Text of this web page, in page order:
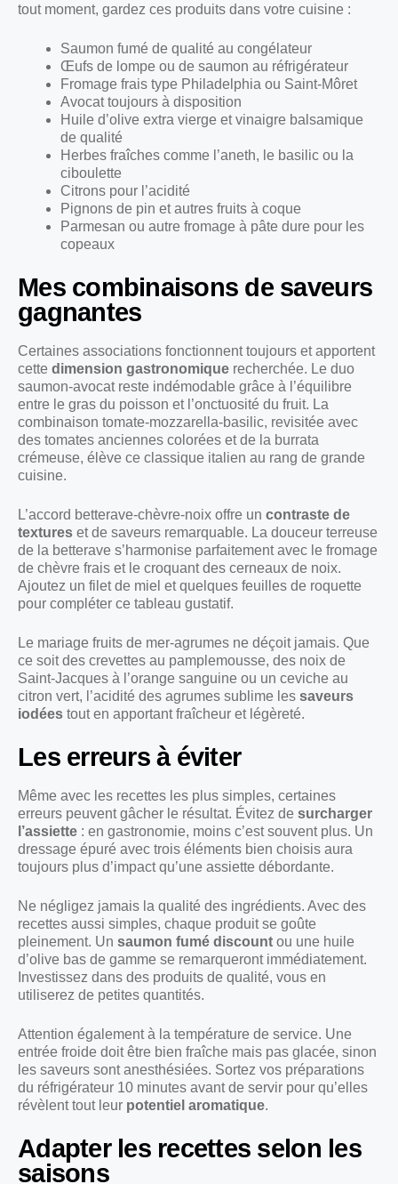
tout moment, gardez ces produits dans votre cuisine :
Saumon fumé de qualité au congélateur
Œufs de lompe ou de saumon au réfrigérateur
Fromage frais type Philadelphia ou Saint-Môret
Avocat toujours à disposition
Huile d’olive extra vierge et vinaigre balsamique
de qualité
Herbes fraîches comme l’aneth, le basilic ou la
ciboulette
Citrons pour l’acidité
Pignons de pin et autres fruits à coque
Parmesan ou autre fromage à pâte dure pour les
copeaux
Mes combinaisons de saveurs
gagnantes
Certaines associations fonctionnent toujours et apportent
cette dimension gastronomique recherchée. Le duo
saumon-avocat reste indémodable grâce à l’équilibre
entre le gras du poisson et l’onctuosité du fruit. La
combinaison tomate-mozzarella-basilic, revisitée avec
des tomates anciennes colorées et de la burrata
crémeuse, élève ce classique italien au rang de grande
cuisine.
L’accord betterave-chèvre-noix offre un contraste de
textures et de saveurs remarquable. La douceur terreuse
de la betterave s’harmonise parfaitement avec le fromage
de chèvre frais et le croquant des cerneaux de noix.
Ajoutez un filet de miel et quelques feuilles de roquette
pour compléter ce tableau gustatif.
Le mariage fruits de mer-agrumes ne déçoit jamais. Que
ce soit des crevettes au pamplemousse, des noix de
Saint-Jacques à l’orange sanguine ou un ceviche au
citron vert, l’acidité des agrumes sublime les saveurs
iodées tout en apportant fraîcheur et légèreté.
Les erreurs à éviter
Même avec les recettes les plus simples, certaines
erreurs peuvent gâcher le résultat. Évitez de surcharger
l’assiette : en gastronomie, moins c’est souvent plus. Un
dressage épuré avec trois éléments bien choisis aura
toujours plus d’impact qu’une assiette débordante.
Ne négligez jamais la qualité des ingrédients. Avec des
recettes aussi simples, chaque produit se goûte
pleinement. Un saumon fumé discount ou une huile
d’olive bas de gamme se remarqueront immédiatement.
Investissez dans des produits de qualité, vous en
utiliserez de petites quantités.
Attention également à la température de service. Une
entrée froide doit être bien fraîche mais pas glacée, sinon
les saveurs sont anesthésiées. Sortez vos préparations
du réfrigérateur 10 minutes avant de servir pour qu’elles
révèlent tout leur potentiel aromatique.
Adapter les recettes selon les
saisons